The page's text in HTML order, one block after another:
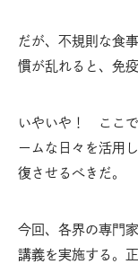
だが、不規則な食
慣が乱れると、免
いやいや！ ここ
ームな日々を活用
復させるべきだ。
今回、各界の専門
講義を実施する。